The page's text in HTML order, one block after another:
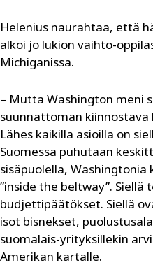
Helenius naurahtaa, että
alkoi jo lukion vaihto-
Michiganissa.
– Mutta Washington meni
suunnattoman
Lähes kaikilla asioilla on
Suomessa puhutaan
sisäpuolella,
”inside the beltway”.
budjettipäätökset. Siellä
isot bisnekset,
suomalais-yrityksillekin
Amerikan kartalle.